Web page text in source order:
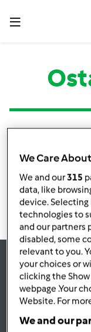
Brak
Bądź
Zapisz się
We Care
We and our315
data, like
device.
technologies to
and our partners
disabled, some
relevant to you.
your choices or
clicking the
webpage .Your
Website. For
We and our